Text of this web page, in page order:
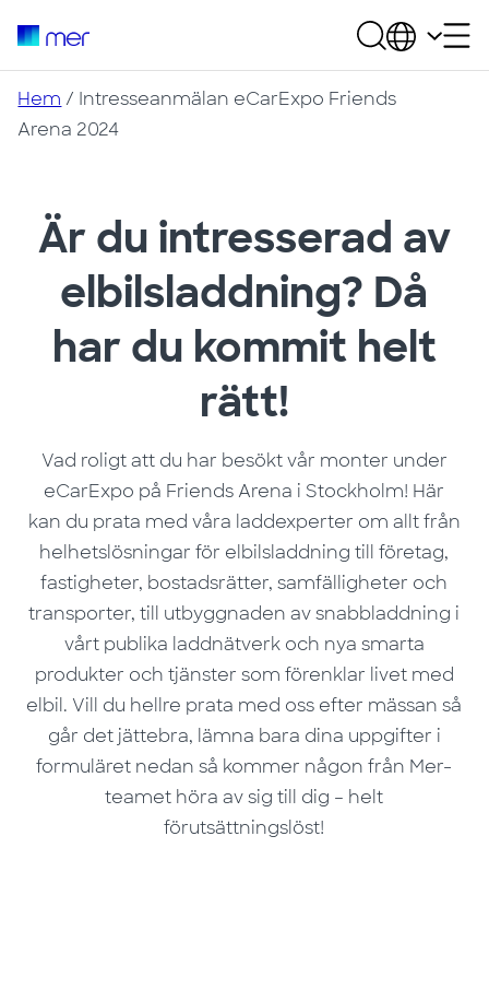
Hem / Intresseanmälan eCarExpo Friends
Arena 2024
Är du intresserad av
elbilsladdning? Då
har du kommit helt
rätt!
Vad roligt att du har besökt vår monter under
eCarExpo på Friends Arena i Stockholm! Här
kan du prata med våra laddexperter om allt från
helhetslösningar för elbilsladdning till företag,
fastigheter, bostadsrätter, samfälligheter och
transporter, till utbyggnaden av snabbladdning i
vårt publika laddnätverk och nya smarta
produkter och tjänster som förenklar livet med
elbil. Vill du hellre prata med oss efter mässan så
går det jättebra, lämna bara dina uppgifter i
formuläret nedan så kommer någon från Mer-
teamet höra av sig till dig – helt
förutsättningslöst!